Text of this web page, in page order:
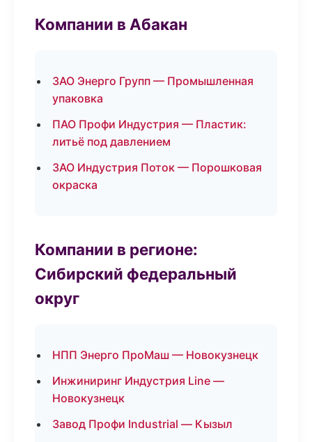
Компании в Абакан
ЗАО Энерго Групп — Промышленная
упаковка
ПАО Профи Индустрия — Пластик:
литьё под давлением
ЗАО Индустрия Поток — Порошковая
окраска
Компании в регионе:
Сибирский федеральный
округ
НПП Энерго ПроМаш — Новокузнецк
Инжиниринг Индустрия Line —
Новокузнецк
Завод Профи Industrial — Кызыл